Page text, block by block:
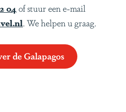
04of stuur een e-mail
. We helpen u graag.
de Galapagos